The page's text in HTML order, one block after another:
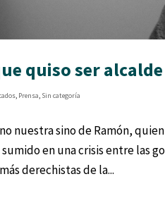
quiso ser alcalde
, Prensa, Sin categoría
nuestra sino de Ramón,
en una crisis entre las
derechistas de la...